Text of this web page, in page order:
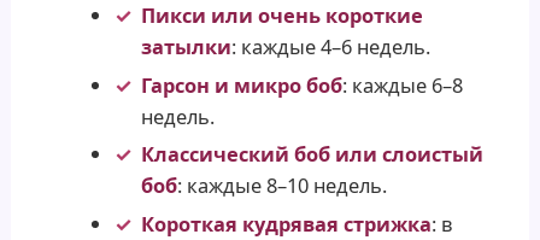
Пикси или очень короткие
затылки: каждые 4–6 недель.
Гарсон и микро боб: каждые 6–8
недель.
Классический боб или слоистый
боб: каждые 8–10 недель.
Короткая кудрявая стрижка: в